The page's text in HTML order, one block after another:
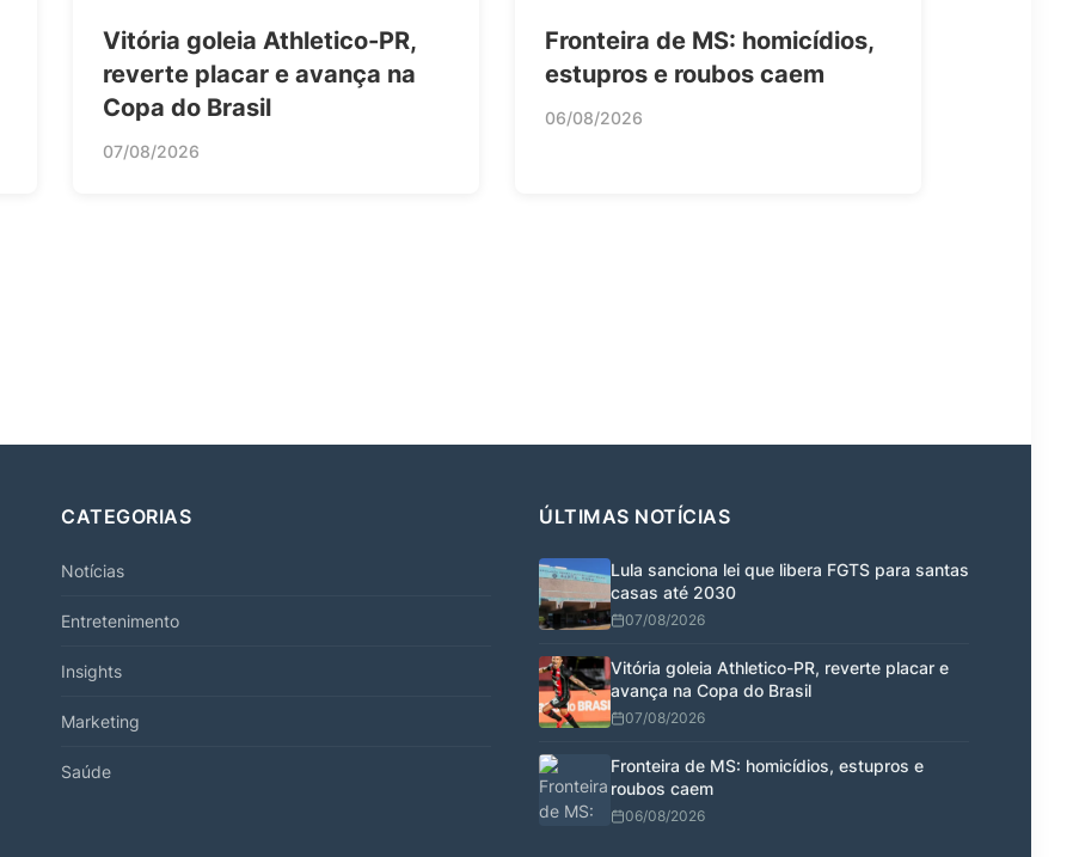
Vitória goleia Athletico-PR,
reverte placar e avança na
Copa do Brasil
07/08/2026
Fronteira de MS: homicídios,
estupros e roubos caem
06/08/2026
CATEGORIAS
Notícias
Entretenimento
Insights
Marketing
Saúde
ÚLTIMAS NOTÍCIAS
Lula sanciona lei que libera FGTS para santas
casas até 2030
07/08/2026
Vitória goleia Athletico-PR, reverte placar e
avança na Copa do Brasil
07/08/2026
Fronteira de MS: homicídios, estupros e
roubos caem
06/08/2026